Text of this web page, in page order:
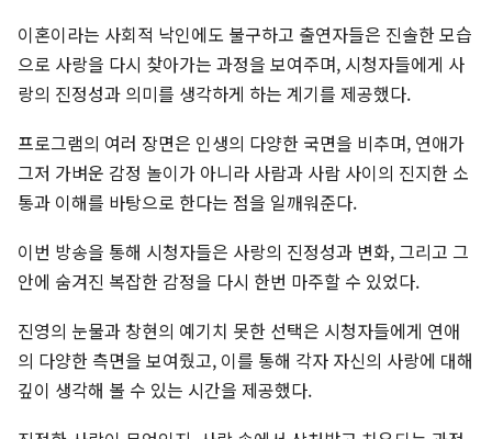
이혼이라는 사회적 낙인에도 불구하고 출연자들은 진솔한 모습
으로 사랑을 다시 찾아가는 과정을 보여주며, 시청자들에게 사
랑의 진정성과 의미를 생각하게 하는 계기를 제공했다.
프로그램의 여러 장면은 인생의 다양한 국면을 비추며, 연애가
그저 가벼운 감정 놀이가 아니라 사람과 사람 사이의 진지한 소
통과 이해를 바탕으로 한다는 점을 일깨워준다.
이번 방송을 통해 시청자들은 사랑의 진정성과 변화, 그리고 그
안에 숨겨진 복잡한 감정을 다시 한번 마주할 수 있었다.
진영의 눈물과 창현의 예기치 못한 선택은 시청자들에게 연애
의 다양한 측면을 보여줬고, 이를 통해 각자 자신의 사랑에 대해
깊이 생각해 볼 수 있는 시간을 제공했다.